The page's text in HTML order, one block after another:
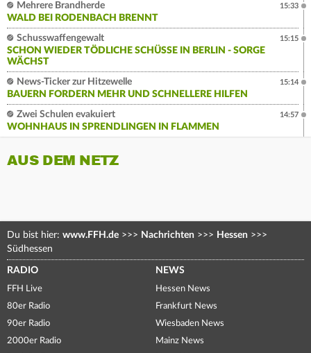
Mehrere Brandherde
WALD BEI RODENBACH BRENNT
15:33
Schusswaffengewalt
SCHON WIEDER TÖDLICHE SCHÜSSE IN BERLIN - SORGE
WÄCHST
15:15
News-Ticker zur Hitzewelle
BAUERN FORDERN MEHR UND SCHNELLERE HILFEN
15:14
Zwei Schulen evakuiert
WOHNHAUS IN SPRENDLINGEN IN FLAMMEN
14:57
AUS DEM NETZ
Du bist hier: www.FFH.de >>> Nachrichten >>> Hessen >>>
Südhessen
RADIO
FFH Live
80er Radio
90er Radio
2000er Radio
NEWS
Hessen News
Frankfurt News
Wiesbaden News
Mainz News